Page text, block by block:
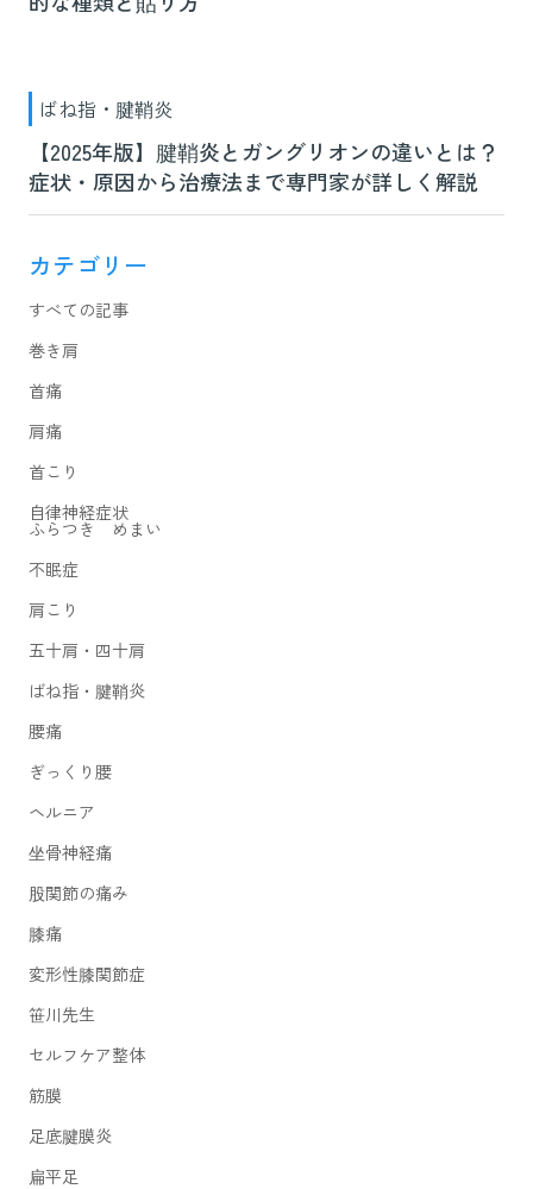
ばね指・腱鞘炎
【2025年版】腱鞘炎とガングリオンの違いとは？
症状・原因から治療法まで専門家が詳しく解説
カテゴリー
すべての記事
巻き肩
首痛
肩痛
首こり
自律神経症状
ふらつき めまい
不眠症
肩こり
五十肩・四十肩
ばね指・腱鞘炎
腰痛
ぎっくり腰
ヘルニア
坐骨神経痛
股関節の痛み
膝痛
変形性膝関節症
笹川先生
セルフケア整体
筋膜
足底腱膜炎
扁平足